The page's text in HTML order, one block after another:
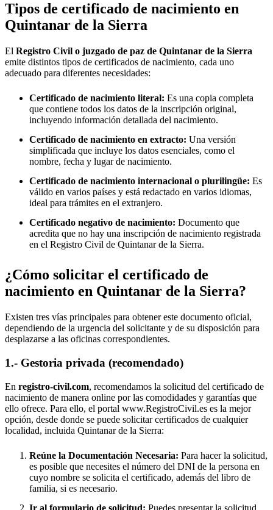
Tipos de certificado de nacimiento en
Quintanar de la Sierra
El Registro Civil o juzgado de paz de Quintanar de la Sierra
emite distintos tipos de certificados de nacimiento, cada uno
adecuado para diferentes necesidades:
Certificado de nacimiento literal: Es una copia completa
que contiene todos los datos de la inscripción original,
incluyendo información detallada del nacimiento.
Certificado de nacimiento en extracto: Una versión
simplificada que incluye los datos esenciales, como el
nombre, fecha y lugar de nacimiento.
Certificado de nacimiento internacional o plurilingüe: Es
válido en varios países y está redactado en varios idiomas,
ideal para trámites en el extranjero.
Certificado negativo de nacimiento: Documento que
acredita que no hay una inscripción de nacimiento registrada
en el Registro Civil de Quintanar de la Sierra.
¿Cómo solicitar el certificado de
nacimiento en Quintanar de la Sierra?
Existen tres vías principales para obtener este documento oficial,
dependiendo de la urgencia del solicitante y de su disposición para
desplazarse a las oficinas correspondientes.
1.- Gestoria privada (recomendado)
En registro-civil.com, recomendamos la solicitud del certificado de
nacimiento de manera online por las comodidades y garantías que
ello ofrece. Para ello, el portal www.RegistroCivil.es es la mejor
opción, desde donde se puede solicitar certificados de cualquier
localidad, incluida Quintanar de la Sierra:
Reúne la Documentación Necesaria: Para hacer la solicitud,
es posible que necesites el número del DNI de la persona en
cuyo nombre se solicita el certificado, además del libro de
familia, si es necesario.
Ir al formulario de solicitud: Puedes presentar la solicitud